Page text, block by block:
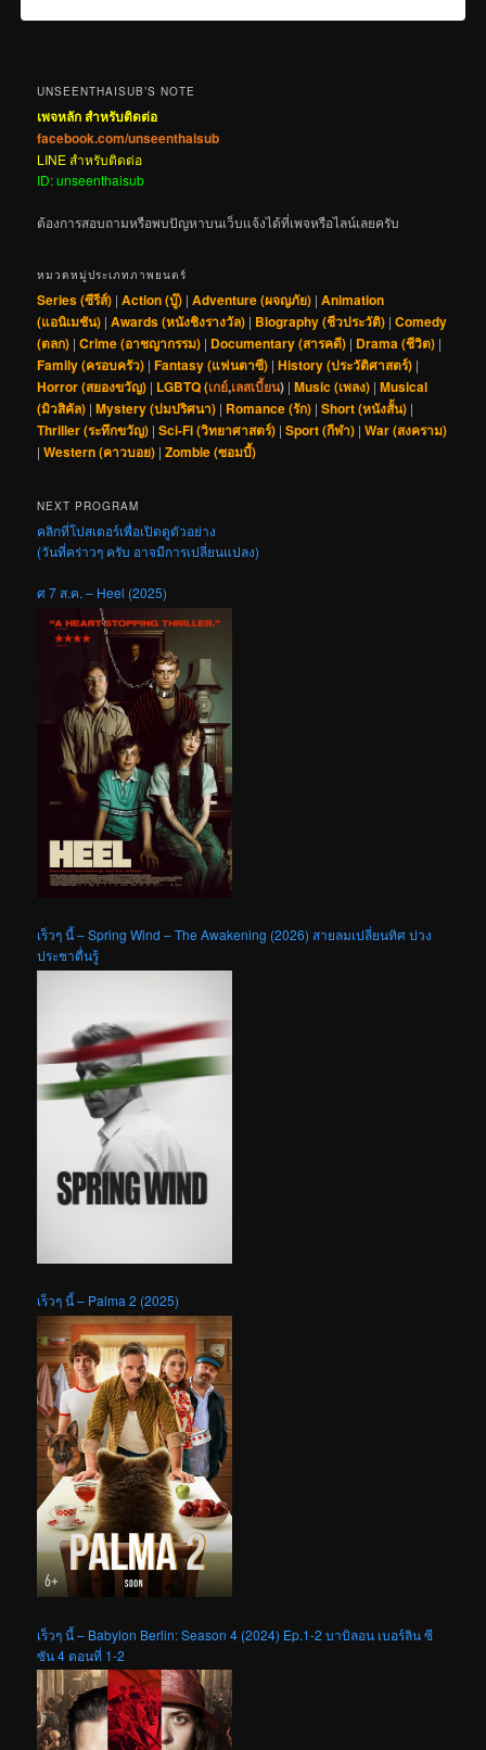
UNSEENTHAISUB’S NOTE
เพจหลัก สำหรับติดต่อ
facebook.com/unseenthaisub
LINE สำหรับติดต่อ
ID: unseenthaisub
ต้องการสอบถามหรือพบปัญหาบนเว็บแจ้งได้ที่เพจหรือไลน์เลยครับ
หมวดหมู่ประเภทภาพยนตร์
Series (ซีรีส์) |Action (บู๊) |Adventure (ผจญภัย) |Animation
(แอนิเมชัน) |Awards (หนังชิงรางวัล) | Biography (ชีวประวัติ) |Comedy
(ตลก) |Crime (อาชญากรรม) | Documentary (สารคดี) | Drama (ชีวิต) |
Family (ครอบครัว) |Fantasy (แฟนตาซี) |History (ประวัติศาสตร์) |
Horror (สยองขวัญ) | LGBTQ (เกย์,เลสเบี้ยน) |Music (เพลง) |Musical
(มิวสิคัล) |Mystery (ปมปริศนา) | Romance (รัก) |Short (หนังสั้น) |
Thriller (ระทึกขวัญ) |Sci-Fi (วิทยาศาสตร์) |Sport (กีฬา) |War (สงคราม)
|Western (คาวบอย) |Zombie (ซอมบี้)
NEXT PROGRAM
คลิกที่โปสเตอร์เพื่อเปิดดูตัวอย่าง
(วันที่คร่าวๆ ครับ อาจมีการเปลี่ยนแปลง)
ศ 7 ส.ค. – Heel (2025)
เร็วๆ นี้ – Spring Wind – The Awakening (2026) สายลมเปลี่ยนทิศ ปวง
ประชาตื่นรู้
เร็วๆ นี้ – Palma 2 (2025)
เร็วๆ นี้ – Babylon Berlin: Season 4 (2024) Ep.1-2 บาบิลอน เบอร์ลิน ซี
ซัน 4 ตอนที่ 1-2